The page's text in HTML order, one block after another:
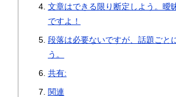
文章はできる限り断定しよう。曖
ですよ！
段落は必要ないですが、話題ごと
う。
共有:
関連